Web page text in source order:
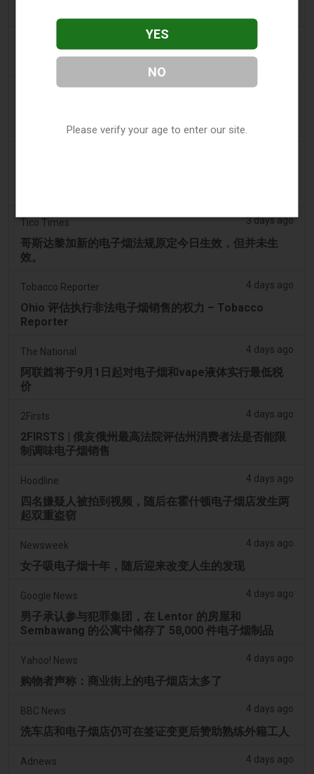
VB Distribution获准承担电子烟产品税
3 days ago
销量下降 14%
Tico Times 3 days ago
哥斯达黎加新的电子烟法规原定今日生效，但并未生
效。
Tobacco Reporter 4 days ago
Ohio 评估执行非法电子烟销售的权力 – Tobacco
Reporter
The National 4 days ago
阿联酋将于9月1日起对电子烟和vape液体实行最低税
价
2Firsts 4 days ago
2FIRSTS | 俄亥俄州最高法院评估州消费者法是否能限
制调味电子烟销售
Hoodline 4 days ago
四名嫌疑人被拍到视频，随后在霍什顿电子烟店发生两
起双重盗窃
Newsweek 4 days ago
女子吸电子烟十年，随后迎来改变人生的发现
Google News 4 days ago
男子承认参与犯罪集团，在 Lentor 的房屋和
Sembawang 的公寓中储存了 58,000 件电子烟制品
Yahoo! News 4 days ago
购物者声称：商业街上的电子烟店太多了
BBC News 4 days ago
洗车店和电子烟店仍可在签证变更后赞助熟练外籍工人
Adnews 4 days ago
YES
NO
Please verify your age to enter our site.